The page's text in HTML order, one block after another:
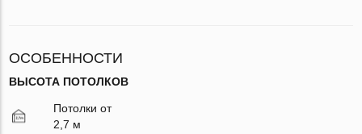
ОСОБЕННОСТИ
ВЫСОТА ПОТОЛКОВ
Потолки от
2,7 м